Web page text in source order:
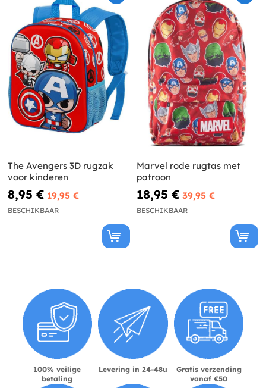
The Avengers 3D rugzak
voor kinderen
8,95 € 19,95 €
BESCHIKBAAR
Marvel rode rugtas met
patroon
18,95 € 39,95 €
BESCHIKBAAR
100% veilige
betaling
Levering in 24-48u
Gratis verzending
vanaf €50